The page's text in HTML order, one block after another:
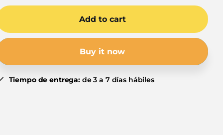
Add to cart
Buy it now
Tiempo de entrega: de 3 a 7 días hábiles